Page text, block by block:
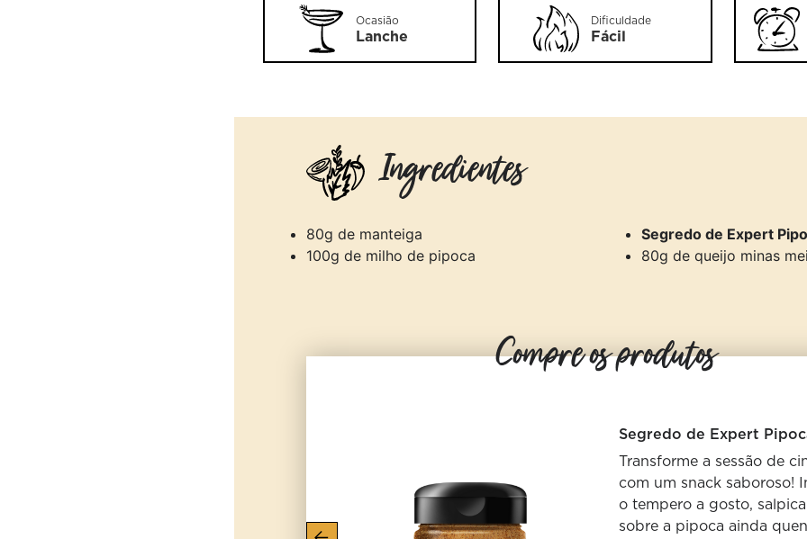
Ocasião
Lanche
Dificuldade
Fácil
Ingredientes
80g de manteiga
100g de milho de pipoca
Segredo de Expert
80g de queijo minas
Compre os produtos
Segredo de Expert
Transforme a sessão de
com um snack saboroso!
o tempero a gosto,
sobre a pipoca ainda